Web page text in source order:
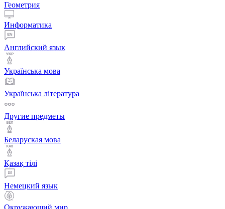
Геометрия
Информатика
Английский язык
Українська мова
Українська література
Другие предметы
Беларуская мова
Қазақ тiлi
Немецкий язык
Окружающий мир